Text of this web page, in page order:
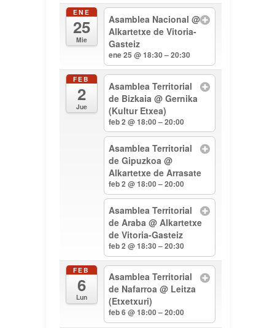
ENE
25
Mie
Asamblea Nacional@
Alkartetxe de Vitoria-
Gasteiz
ene 25 @ 18:30 – 20:30
FEB
2
Jue
Asamblea Territorial
de Bizkaia@ Gernika
(Kultur Etxea)
feb 2 @ 18:00 – 20:00
Asamblea Territorial
de Gipuzkoa@
Alkartetxe de Arrasate
feb 2 @ 18:00 – 20:00
Asamblea Territorial
de Araba@ Alkartetxe
de Vitoria-Gasteiz
feb 2 @ 18:30 – 20:30
FEB
6
Lun
Asamblea Territorial
de Nafarroa@ Leitza
(Etxetxuri)
feb 6 @ 18:00 – 20:00